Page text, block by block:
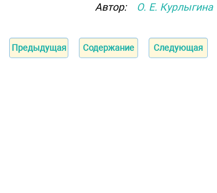
Автор: О. Е. Курлыгина
Предыдущая Содержание Следующая